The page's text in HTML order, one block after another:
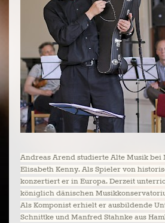
Andreas Arend studierte Alte Musik bei
Elisabeth Kenny. Als Spieler von
konzertiert er in Europa. Derzeit
königlich dänischen
Als Komponist erhielt er ausbildende
Schnittke und Manfred Stahnke aus